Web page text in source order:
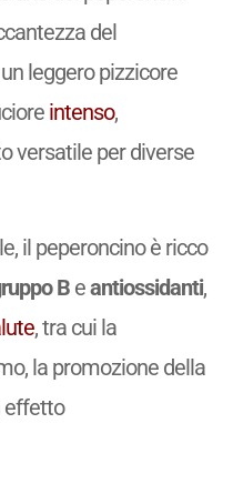
del
leggero pizzicore
intenso,
versatile per diverse
il peperoncino è ricco
Beantiossidanti,
, tra cui la
la promozione della
effetto